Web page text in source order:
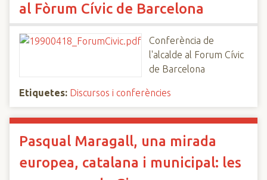
al Fòrum Cívic de Barcelona
Conferència de
l'alcalde al Forum Cívic
de Barcelona
Etiquetes: Discursos i conferències
Pasqual Maragall, una mirada
europea, catalana i municipal: les